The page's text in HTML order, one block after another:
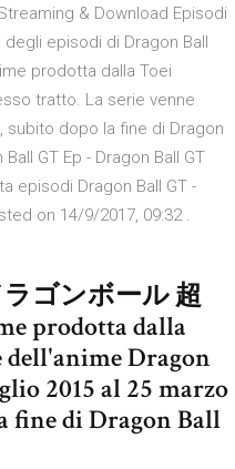
& Download Episodi
degli episodi di Dragon Ball
prodotta dalla Toei
tratto. La serie venne
subito dopo la fine di Dragon
GT Ep - Dragon Ball GT
episodi Dragon Ball GT -
on 14/9/2017, 09:32 .
ラゴンボール 超
prodotta dalla
dell'anime Dragon
2015 al 25 marzo
fine di Dragon Ball